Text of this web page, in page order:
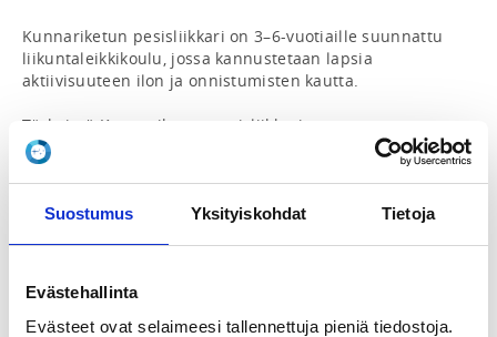
Suostumus Yksityiskohdat Tietoja
Evästehallinta
Evästeet ovat selaimeesi tallennettuja pieniä tiedostoja.
Kunnariketun pesisliikkari on 3–6-vuotiaille suunnattu
liikuntaleikkikoulu, jossa kannustetaan lapsia
aktiivisuuteen ilon ja onnistumisten kautta.
Tärkeintä Kunnariketun pesisliikkarissa on
monipuoliseen liikunnallisuuteen kannustaminen,
ryhmässä toimimisen opettelu sekä tunne- ja
vuorovaikutustaitojen omaksuminen leikin varjolla.
Pesisliikkarissa lapsi oppii motorisia perustaitoja sekä
Kesällä -26 pesisliikkaria järjestetään viikoilla 31-32